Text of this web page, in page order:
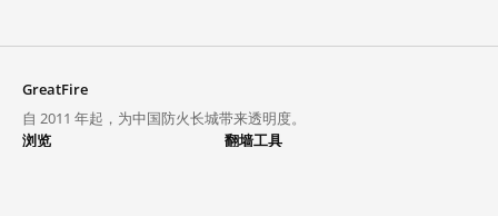
GreatFire
自 2011 年起，为中国防火长城带来透明度。
浏览
翻墙工具